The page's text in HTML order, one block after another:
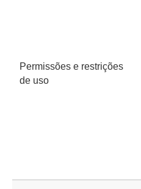
Permissões e restrições
de uso